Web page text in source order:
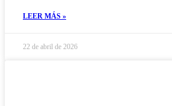
LEER MÁS »
22 de abril de 2026